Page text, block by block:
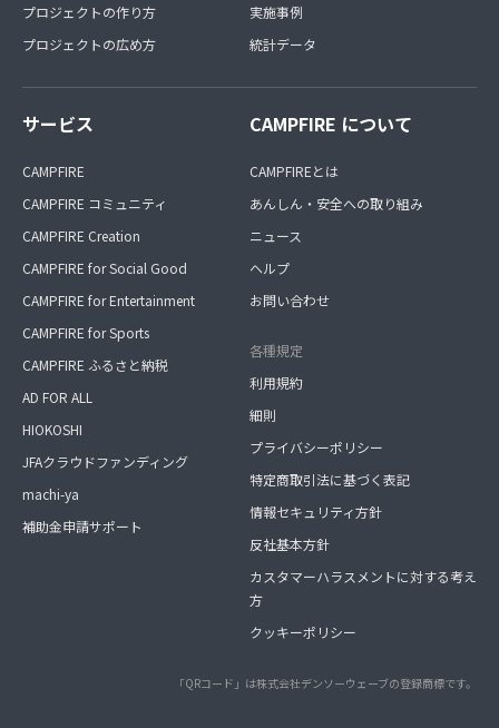
プロジェクトの作り方
プロジェクトの広め方
実施事例
統計データ
サービス
CAMPFIRE
CAMPFIRE コミュニティ
CAMPFIRE Creation
CAMPFIRE for Social Good
CAMPFIRE for Entertainment
CAMPFIRE for Sports
CAMPFIRE ふるさと納税
AD FOR ALL
HIOKOSHI
JFAクラウドファンディング
machi-ya
補助金申請サポート
CAMPFIRE について
CAMPFIREとは
あんしん・安全への取り組み
ニュース
ヘルプ
お問い合わせ
各種規定
利用規約
細則
プライバシーポリシー
特定商取引法に基づく表記
情報セキュリティ方針
反社基本方針
カスタマーハラスメントに対する考え
方
クッキーポリシー
「QRコード」は株式会社デンソーウェーブの登録商標です。